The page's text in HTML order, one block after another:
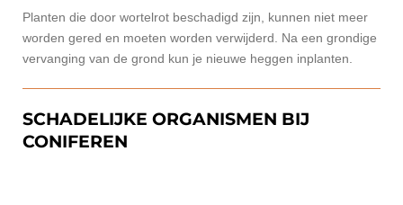
Planten die door wortelrot beschadigd zijn, kunnen niet meer
worden gered en moeten worden verwijderd. Na een grondige
vervanging van de grond kun je nieuwe heggen inplanten.
SCHADELIJKE ORGANISMEN BIJ
CONIFEREN